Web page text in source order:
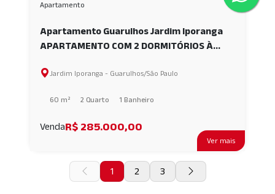
Ver mais
Apartamento
Apartamento Guarulhos Jardim Iporanga
APARTAMENTO COM 2 DORMITÓRIOS À
GUARULHOS/SP AI69405
Jardim Iporanga - Guarulhos/São Paulo
60 m² 2 Quarto 1 Banheiro
VendaR$ 285.000,00
1 2 3